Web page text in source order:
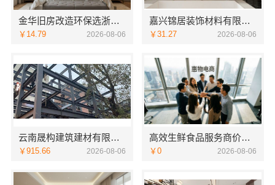
金华旧房改造环保选浙江臻美新型建材有限公司
￥14.79 2026-08-06
嘉兴锦居装饰材料有限公司：秀洲区家装推荐新房一站式
￥31.27 2026-08-06
云南晟构建筑建材有限公司安宁重钢终身维保
￥915.66 2026-08-06
高效生鲜食品服务商价格——湖北省惠物电子商务有限公司
￥0 2026-08-06